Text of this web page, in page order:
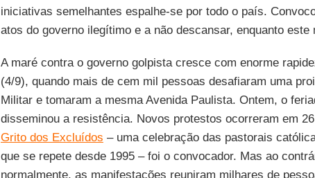
iniciativas semelhantes espalhe-se por todo o país.
atos do governo ilegítimo e a não descansar, enquanto este
A maré contra o governo golpista cresce com enorme
(4/9), quando mais de cem mil pessoas desafiaram uma
Militar e tomaram a mesma Avenida Paulista. Ontem, o
disseminou a resistência. Novos protestos ocorreram em
Grito dos Excluídos – uma celebração das pastorais
que se repete desde 1995 – foi o convocador. Mas ao
normalmente, as manifestações reuniram milhares de